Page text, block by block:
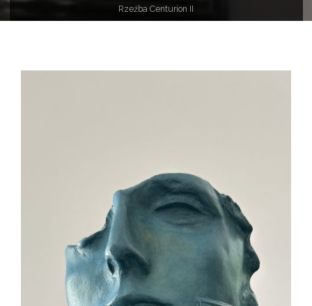
główna
Rzeźba Centurion II